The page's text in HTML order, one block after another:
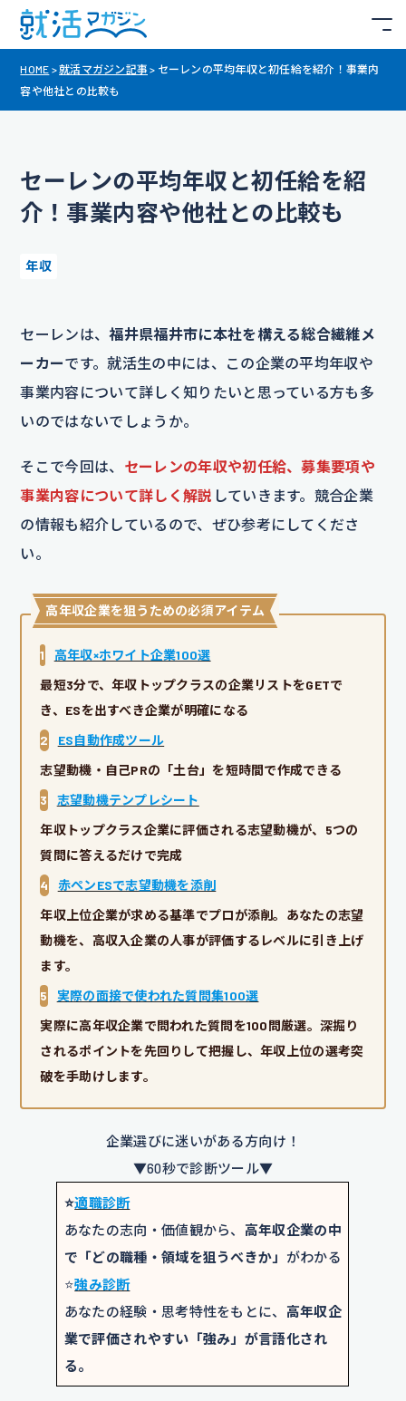
HOME >就活マガジン記事 > セーレンの平均年収と初任給を紹介！事業内
容や他社との比較も
セーレンの平均年収と初任給を紹
介！事業内容や他社との比較も
年収
セーレンは、福井県福井市に本社を構える総合繊維メ
ーカーです。就活生の中には、この企業の平均年収や
事業内容について詳しく知りたいと思っている方も多
いのではないでしょうか。
そこで今回は、 セーレンの年収や初任給、募集要項や
事業内容について詳しく解説 していきます。競合企業
の情報も紹介しているので、ぜひ参考にしてくださ
い。
高年収企業を狙うための必須アイテム
1
高年収×ホワイト企業100選
最短3分で、年収トップクラスの企業リストをGETで
き、ESを出すべき企業が明確になる
2
ES自動作成ツール
志望動機・自己PRの「土台」を短時間で作成できる
3
志望動機テンプレシート
年収トップクラス企業に評価される志望動機が、5つの
質問に答えるだけで完成
4
赤ペンESで志望動機を添削
年収上位企業が求める基準でプロが添削。あなたの志望
動機を、高収入企業の人事が評価するレベルに引き上げ
ます。
5
実際の面接で使われた質問集100選
実際に高年収企業で問われた質問を100問厳選。深掘り
されるポイントを先回りして把握し、年収上位の選考突
破を手助けします。
企業選びに迷いがある方向け！
▼60秒で診断ツール▼
⭐️適職診断
あなたの志向・価値観から、 高年収企業の中
で「どの職種・領域を狙うべきか」 がわかる
⭐️強み診断
あなたの経験・思考特性をもとに、 高年収企
業で評価されやすい「強み」が言語化され
る。